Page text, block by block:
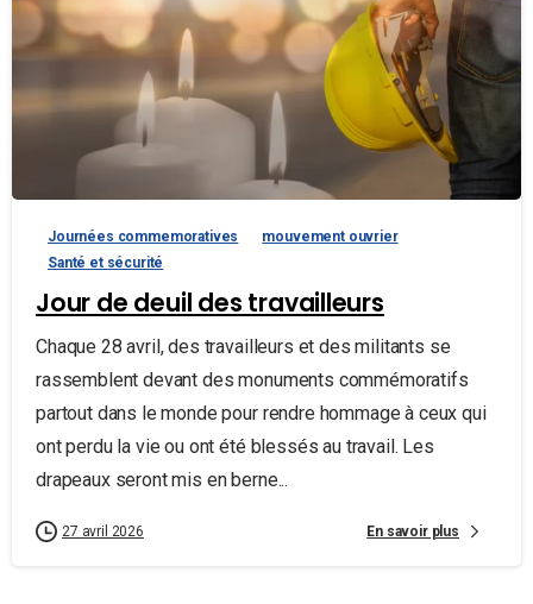
Journées commemoratives
mouvement ouvrier
Santé et sécurité
Jour de deuil des travailleurs
Chaque 28 avril, des travailleurs et des militants se
rassemblent devant des monuments commémoratifs
partout dans le monde pour rendre hommage à ceux qui
ont perdu la vie ou ont été blessés au travail. Les
drapeaux seront mis en berne...
27 avril 2026 En savoir plus